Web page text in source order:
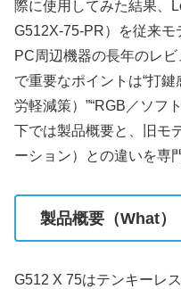
際に使用してみた結果、
G512X-75-PR）を従来モ
PC周辺機器の長年のレ
で重要なポイントは“打鍵
労軽減策）”“RGB／ソフ
下では製品概要と、旧モ
ーション）との違いを専
製品概要（What）
G512 X 75はテンキーレ